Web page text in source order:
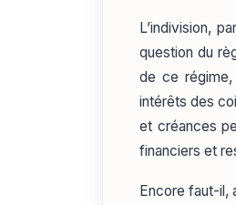
L’indivision,
question du
de ce régime,
intérêts des
et créances
financiers et
Encore faut-il,